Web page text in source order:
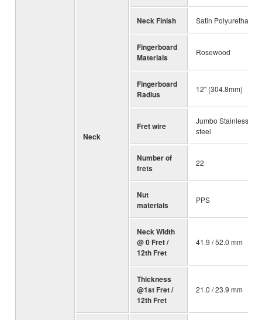
Neck
Neck Finish Satin Polyurethane
Fingerboard
Materials
Rosewood
Fingerboard
Radius
12" (304.8mm)
Fret wire
Jumbo Stainless
steel
Number of
frets
22
Nut
materials
PPS
Neck Width
@ 0 Fret /
12th Fret
41.9 / 52.0 mm
Thickness
@1st Fret /
12th Fret
21.0 / 23.9 mm